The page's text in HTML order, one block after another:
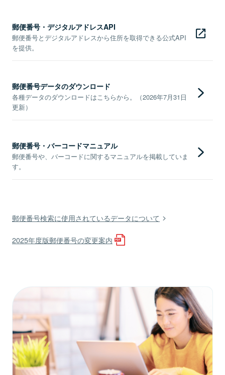
郵便番号・デジタルアドレスAPI
郵便番号とデジタルアドレスから住所を取得できる公式API
を提供。
郵便番号データのダウンロード
各種データのダウンロードはこちらから。（2026年7月31日
更新）
郵便番号・バーコードマニュアル
郵便番号や、バーコードに関するマニュアルを掲載していま
す。
郵便番号検索に使用されているデータについて
2025年度版郵便番号の変更案内